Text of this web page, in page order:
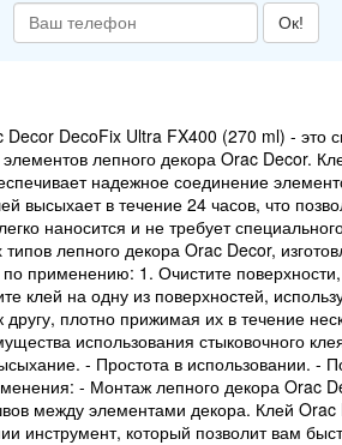
Ок!
DecoFix Ultra FX400 (270 ml) - это
лепного декора Orac Decor.
надежное соединение
высыхает в течение 24 часов, что
наносится и не требует
типов лепного декора Orac Decor,
применению: 1. Очистите
клей на одну из поверхностей,
другу, плотно прижимая их в течение
использования стыковочного
- Простота в использовании. -
- Монтаж лепного декора Orac
между элементами декора. Клей
инструмент, который позволит вам